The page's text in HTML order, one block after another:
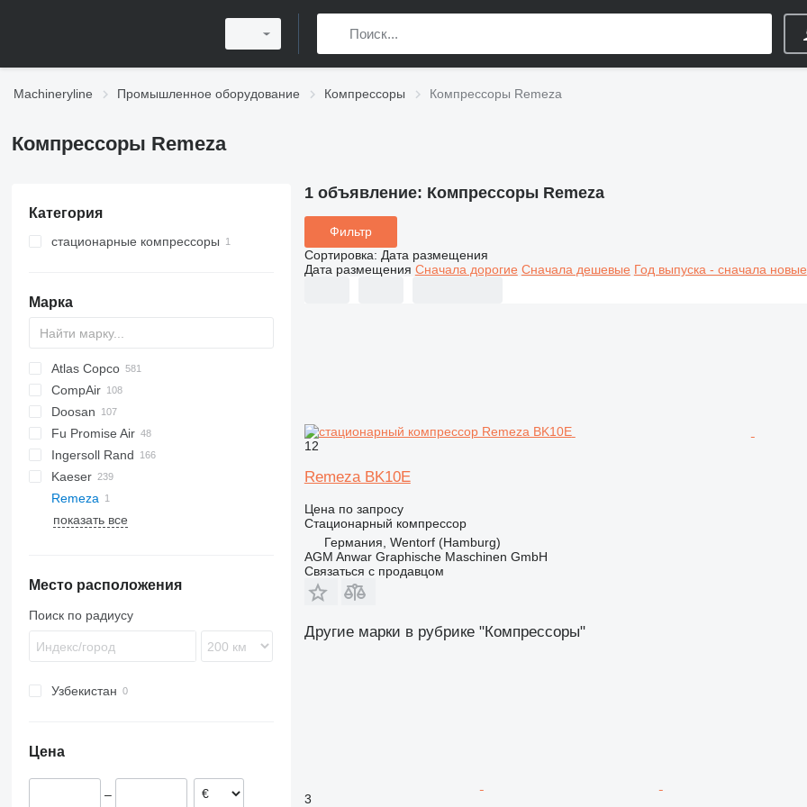
Machineryline Промышленное оборудование Компрессоры Компрессоры Remeza
Компрессоры Remeza
Категория
стационарные компрессоры
Марка
PDS
Atlas Copco
DrillAir
E-Air
GA
LF
LT
QAX
XAHS
XAVS
XRVS
ZT
XAS
PDP
PA
C-series
M-series
CPS
CompAir
C-series
DLT
DS
H-series
SC
F2L912
Doosan
B-series
G-series
Fu Promise Air
MC
Ingersoll Rand
G-series
P-series
R-series
XHP
Kaeser
AS
ESD
SM
D-series
K-series
Remeza
MDVN
W-series
38K
260
900
показать все
Место расположения
Поиск по радиусу
Узбекистан
Цена
–
1 объявление: Компрессоры Remeza
Фильтр
Сортировка: Дата размещения
Дата размещения Сначала дорогие Сначала дешевые Год выпуска - сначала новые
12
Remeza BK10E
Цена по запросу
Стационарный компрессор
Германия, Wentorf (Hamburg)
AGM Anwar Graphische Maschinen GmbH
Связаться с продавцом
Другие марки в рубрике "Компрессоры"
3